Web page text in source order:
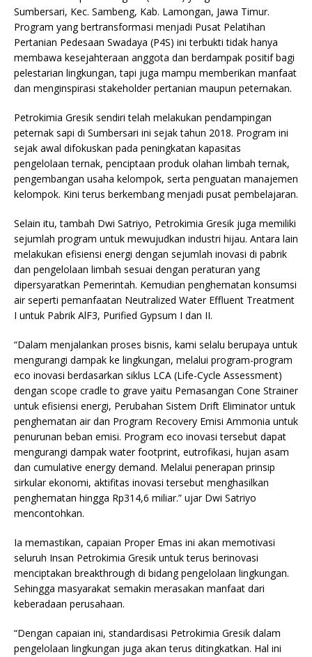
Sumbersari, Kec. Sambeng, Kab. Lamongan, Jawa Timur.
Program yang bertransformasi menjadi Pusat Pelatihan
Pertanian Pedesaan Swadaya (P4S) ini terbukti tidak hanya
membawa kesejahteraan anggota dan berdampak positif bagi
pelestarian lingkungan, tapi juga mampu memberikan manfaat
dan menginspirasi stakeholder pertanian maupun peternakan.
Petrokimia Gresik sendiri telah melakukan pendampingan
peternak sapi di Sumbersari ini sejak tahun 2018. Program ini
sejak awal difokuskan pada peningkatan kapasitas
pengelolaan ternak, penciptaan produk olahan limbah ternak,
pengembangan usaha kelompok, serta penguatan manajemen
kelompok. Kini terus berkembang menjadi pusat pembelajaran.
Selain itu, tambah Dwi Satriyo, Petrokimia Gresik juga memiliki
sejumlah program untuk mewujudkan industri hijau. Antara lain
melakukan efisiensi energi dengan sejumlah inovasi di pabrik
dan pengelolaan limbah sesuai dengan peraturan yang
dipersyaratkan Pemerintah. Kemudian penghematan konsumsi
air seperti pemanfaatan Neutralized Water Effluent Treatment
I untuk Pabrik AlF3, Purified Gypsum I dan II.
“Dalam menjalankan proses bisnis, kami selalu berupaya untuk
mengurangi dampak ke lingkungan, melalui program-program
eco inovasi berdasarkan siklus LCA (Life-Cycle Assessment)
dengan scope cradle to grave yaitu Pemasangan Cone Strainer
untuk efisiensi energi, Perubahan Sistem Drift Eliminator untuk
penghematan air dan Program Recovery Emisi Ammonia untuk
penurunan beban emisi. Program eco inovasi tersebut dapat
mengurangi dampak water footprint, eutrofikasi, hujan asam
dan cumulative energy demand. Melalui penerapan prinsip
sirkular ekonomi, aktifitas inovasi tersebut menghasilkan
penghematan hingga Rp314,6 miliar.” ujar Dwi Satriyo
mencontohkan.
Ia memastikan, capaian Proper Emas ini akan memotivasi
seluruh Insan Petrokimia Gresik untuk terus berinovasi
menciptakan breakthrough di bidang pengelolaan lingkungan.
Sehingga masyarakat semakin merasakan manfaat dari
keberadaan perusahaan.
“Dengan capaian ini, standardisasi Petrokimia Gresik dalam
pengelolaan lingkungan juga akan terus ditingkatkan. Hal ini